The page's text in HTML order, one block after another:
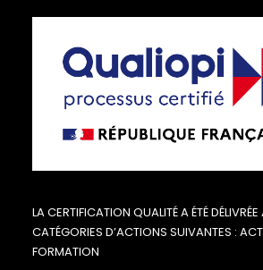
LA CERTIFICATION QUALITÉ A ÉTÉ DÉLIVRÉE
CATÉGORIES D’ACTIONS SUIVANTES :
FORMATION